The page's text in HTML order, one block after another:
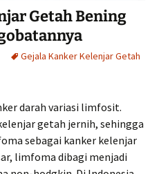
Getah Bening
Gejala Kanker Kelenjar Getah
darah variasi limfosit.
getah jernih, sehingga
sebagai kanker kelenjar
limfoma dibagi menjadi